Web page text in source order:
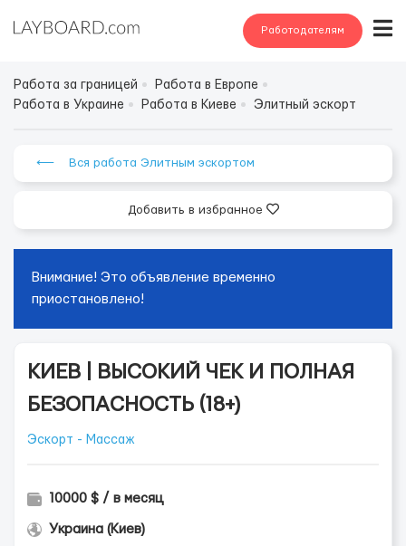
Работодателям
Работа за границей
Работа в Европе
Работа в Украине
Работа в Киеве Элитный эскорт
⟵ Вся работа Элитным эскортом
Добавить в избранное
Внимание! Это объявление временно
приостановлено!
КИЕВ | ВЫСОКИЙ ЧЕК И ПОЛНАЯ
БЕЗОПАСНОСТЬ (18+)
Эскорт - Массаж
10000 $ / в месяц
Украина (Киев)